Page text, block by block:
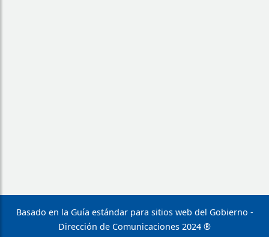
Basado en la Guía estándar para sitios web del Gobierno -
Dirección de Comunicaciones 2024 ®